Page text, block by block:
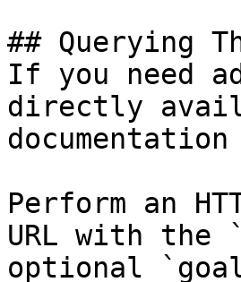
## Querying
If you need
directly
Perform an
URL with the
optional